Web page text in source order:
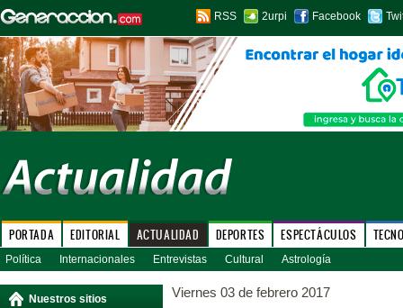
RSS 2urpi Facebook
PORTADA EDITORIAL ACTUALIDAD DEPORTES ESPECTÁCULOS
Política Internacionales Entrevistas Cultural Astrología
Nuestros sitios Viernes 03 de febrero 2017